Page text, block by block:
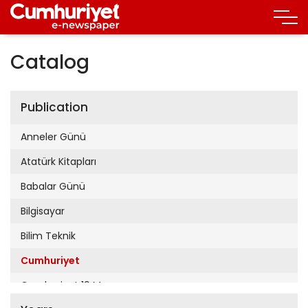
Catalog
Publication
Anneler Günü
Atatürk Kitapları
Babalar Günü
Bilgisayar
Bilim Teknik
Cumhuriyet
Cumhuriyet 19 Mayıs